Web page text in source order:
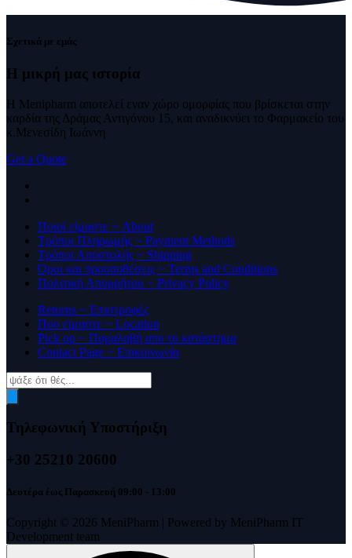
Σχετικά με εμάς
Η μικρή μας ιστορία
Η Menipharm αποτελεί εναν χώρο ομορφίας που βρίσκεται στην
καρδία της Δράμας Αντιγόνου 15, και αναδικνύει το Φαρμακείο του
κ.Μενεσίδη Ιωάννη
Get a Quote
Ποιοί είμαστε ~ About
Τρόποι Πληρωμής ~ Payment Methods
Τρόποι Αποστολής ~ Shipping
Όροι και προυποθέσεις ~ Terms and Conditions
Πολιτική Απορρήτου ~ Privacy Policy
Returns ~ Επιστροφές
Που είμαστε ~ Location
Pick up ~ Παραλαβή απο το κατάστημα
Contact Page ~ Επικοινωνία
Products
search
Τηλεφωνική Υποστήριξη
+30 25210 20600
Δευτέρα έως Παρασκευή 09:00 - 13:00
Copyright © 2026 MeniPharm | Powered by MeniPharm IT
Development team